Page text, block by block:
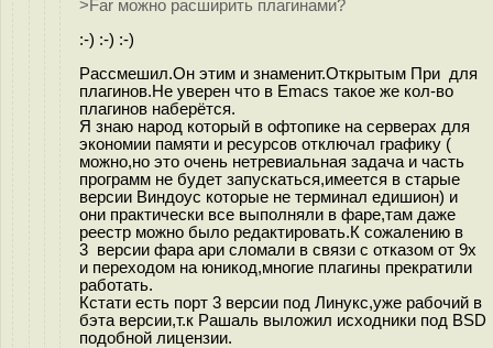
>Far можно расширить плагинами?
:-) :-) :-)
Рассмешил.Он этим и знаменит.Открытым При для
плагинов.Не уверен что в Emacs такое же кол-во
плагинов наберётся.
Я знаю народ который в офтопике на серверах для
экономии памяти и ресурсов отключал графику (
можно,но это очень нетревиальная задача и часть
программ не будет запускаться,имеется в старые
версии Виндоус которые не терминал едишион) и
они практически все выполняли в фаре,там даже
реестр можно было редактировать.К сожалению в
3 версии фара ари сломали в связи с отказом от 9х
и переходом на юникод,многие плагины прекратили
работать.
Кстати есть порт 3 версии под Линукс,уже рабочий в
бэта версии,т.к Рашаль выложил исходники под BSD
подобной лицензии.